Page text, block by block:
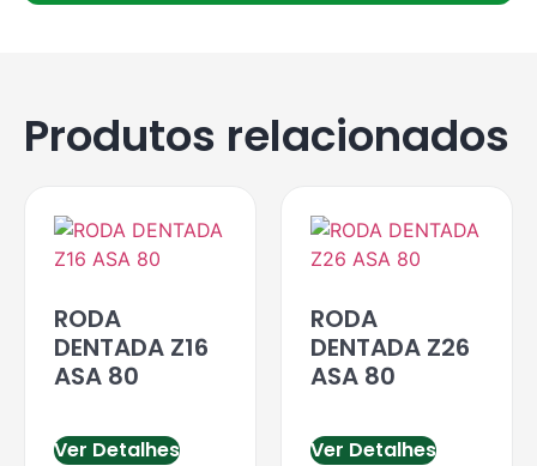
Produtos relacionados
RODA
DENTADA Z16
ASA 80
Ver Detalhes
RODA
DENTADA Z26
ASA 80
Ver Detalhes